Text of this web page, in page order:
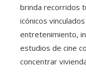
brinda recorridos
icónicos
entretenimiento,
estudios de cine
concentrar